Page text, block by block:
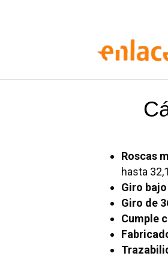
Roscas
hasta
Giro
Giro de
Cumple